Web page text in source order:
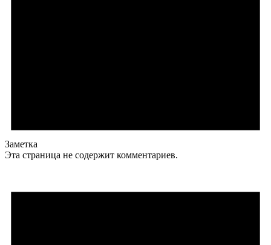
Заметка
Эта страница не содержит комментариев.